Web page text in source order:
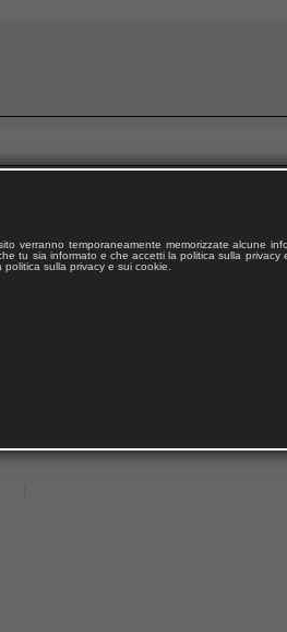
la Spagna per evitare
le evasioni
verranno temporaneamente memorizzate alcune
tu sia informato e che accetti la politica sulla privacy
sulla privacy e sui cookie.